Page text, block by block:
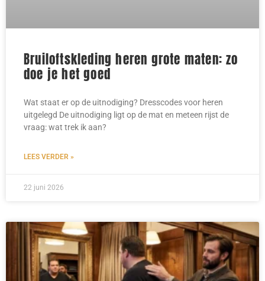
Bruiloftskleding heren grote maten: zo
doe je het goed
Wat staat er op de uitnodiging? Dresscodes voor heren
uitgelegd De uitnodiging ligt op de mat en meteen rijst de
vraag: wat trek ik aan?
LEES VERDER »
22 juni 2026